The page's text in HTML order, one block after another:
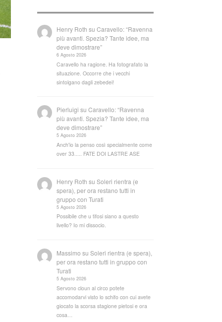
Henry Roth suCaravello: “Ravenna
più avanti. Spezia? Tante idee, ma
deve dimostrare”
6 Agosto 2026
Caravello ha ragione. Ha fotografato la
situazione. Occorre che i vecchi
sintolgano dagli zebedei!
Pierluigi suCaravello: “Ravenna
più avanti. Spezia? Tante idee, ma
deve dimostrare”
5 Agosto 2026
Anch'io la penso così specialmente come
over 33..... FATE DOI LASTRE ASE
Henry Roth suSoleri rientra (e
spera), per ora restano tutti in
gruppo con Turati
5 Agosto 2026
Possibile che u tifosi siano a questo
livello? Io mi dissocio.
Massimo suSoleri rientra (e spera),
per ora restano tutti in gruppo con
Turati
5 Agosto 2026
Servono cloun al circo potete
accomodarvi visto lo schifo con cui avete
giocato la scorsa stagione pietosi e ora
cosa…